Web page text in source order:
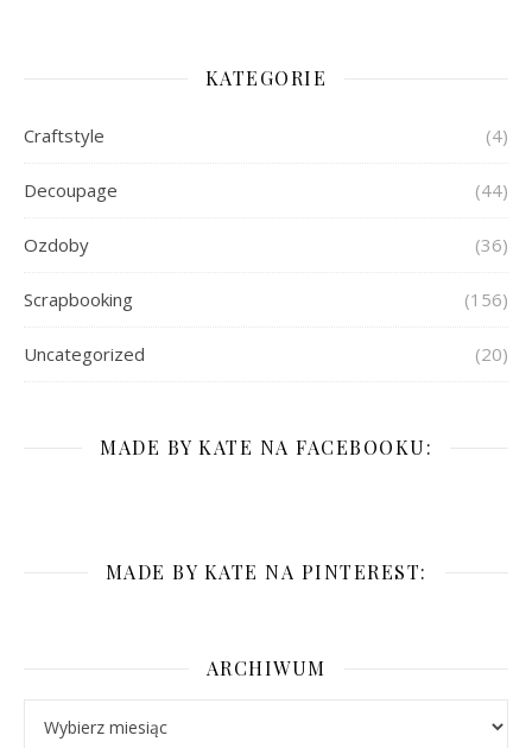
KATEGORIE
Craftstyle (4)
Decoupage (44)
Ozdoby (36)
Scrapbooking (156)
Uncategorized (20)
MADE BY KATE NA FACEBOOKU:
MADE BY KATE NA PINTEREST:
ARCHIWUM